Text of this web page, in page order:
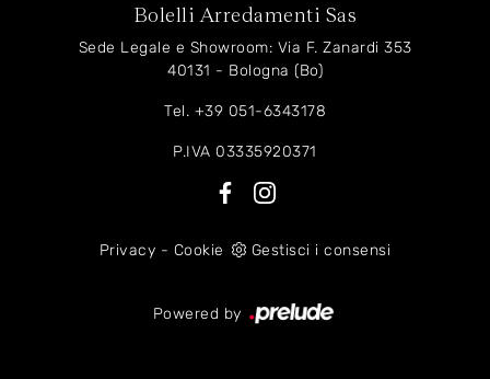
Bolelli Arredamenti Sas
Sede Legale e Showroom: Via F. Zanardi 353
40131 - Bologna (Bo)
Tel. +39 051-6343178
P.IVA 03335920371
Privacy - Cookie Gestisci i consensi
Powered by